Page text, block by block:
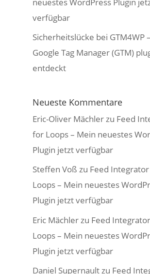
verfügbar
Sicherheitslücke bei GTM4WP
Google Tag Manager (GTM)
entdeckt
Neueste Kommentare
Eric-Oliver Mächlerzu Feed
for Loops – Mein neuestes
Plugin jetzt verfügbar
Steffen Voß zu Feed
Loops – Mein neuestes
Plugin jetzt verfügbar
Eric Mächlerzu Feed
Loops – Mein neuestes
Plugin jetzt verfügbar
Daniel Supernaultzu Feed